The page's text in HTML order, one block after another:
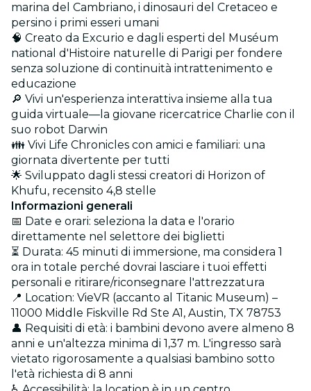
marina del Cambriano, i dinosauri del Cretaceo e
persino i primi esseri umani
🧠 Creato da Excurio e dagli esperti del Muséum
national d'Histoire naturelle di Parigi per fondere
senza soluzione di continuità intrattenimento e
educazione
🔎 Vivi un'esperienza interattiva insieme alla tua
guida virtuale—la giovane ricercatrice Charlie con il
suo robot Darwin
👪 Vivi Life Chronicles con amici e familiari: una
giornata divertente per tutti
🌟 Sviluppato dagli stessi creatori di Horizon of
Khufu, recensito 4,8 stelle
Informazioni generali
📅 Date e orari: seleziona la data e l'orario
direttamente nel selettore dei biglietti
⏳ Durata: 45 minuti di immersione, ma considera 1
ora in totale perché dovrai lasciare i tuoi effetti
personali e ritirare/riconsegnare l'attrezzatura
📍 Location: VieVR (accanto al Titanic Museum) –
11000 Middle Fiskville Rd Ste A1, Austin, TX 78753
👤 Requisiti di età: i bambini devono avere almeno 8
anni e un'altezza minima di 1,37 m. L'ingresso sarà
vietato rigorosamente a qualsiasi bambino sotto
l'età richiesta di 8 anni